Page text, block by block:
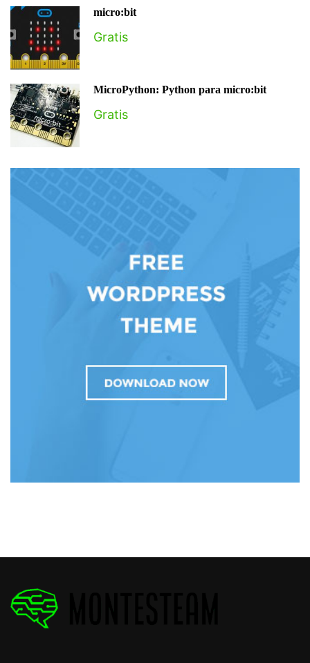
micro:bit
Gratis
MicroPython: Python para micro:bit
Gratis